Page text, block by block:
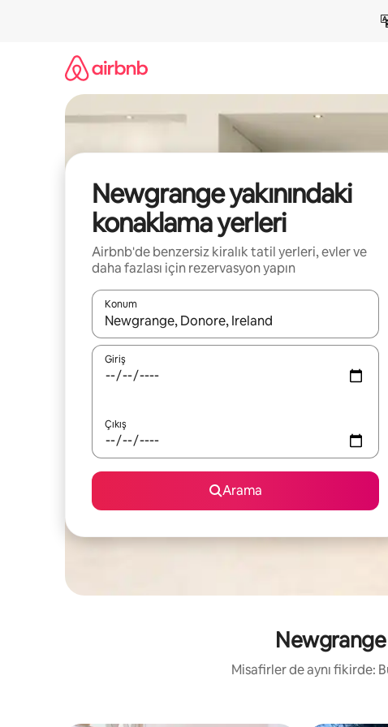
Newgrange yakınındaki
konaklama yerleri
Airbnb'de benzersiz kiralık tatil yerleri, evler ve
daha fazlası için rezervasyon yapın
Konum
Sonuçlar kullanılabilir olduğunda yukarı ve aşağı
Giriş
Çıkış
Arama
Newgrange
Misafirler de aynı fikirde: